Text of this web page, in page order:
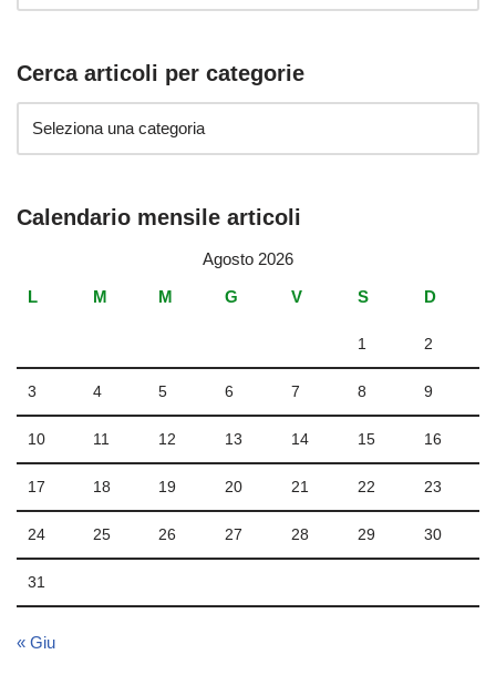
Cerca articoli per categorie
Calendario mensile articoli
Agosto 2026
L
M M G V S D
1 2
3 4 5 6 7 8 9
10 11 12 13 14 15 16
17 18 19 20 21 22 23
24 25 26 27 28 29 30
31
« Giu